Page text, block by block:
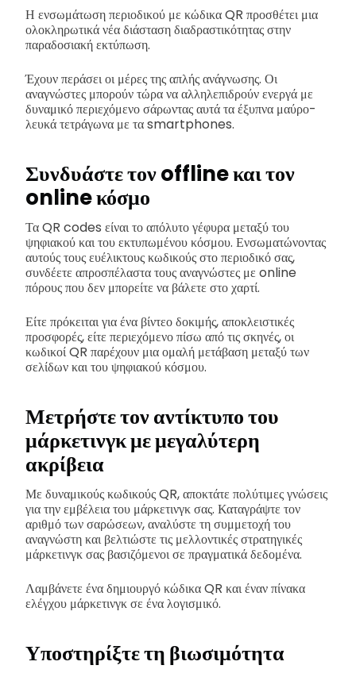
Η ενσωμάτωση περιοδικού με κώδικα QR προσθέτει μια
ολοκληρωτικά νέα διάσταση διαδραστικότητας στην
παραδοσιακή εκτύπωση.
Έχουν περάσει οι μέρες της απλής ανάγνωσης. Οι
αναγνώστες μπορούν τώρα να αλληλεπιδρούν ενεργά με
δυναμικό περιεχόμενο σάρωντας αυτά τα έξυπνα μαύρο-
λευκά τετράγωνα με τα smartphones.
Συνδυάστε τον offline και τον
online κόσμο
Τα QR codes είναι το απόλυτο γέφυρα μεταξύ του
ψηφιακού και του εκτυπωμένου κόσμου. Ενσωματώνοντας
αυτούς τους ευέλικτους κωδικούς στο περιοδικό σας,
συνδέετε απροσπέλαστα τους αναγνώστες με online
πόρους που δεν μπορείτε να βάλετε στο χαρτί.
Είτε πρόκειται για ένα βίντεο δοκιμής, αποκλειστικές
προσφορές, είτε περιεχόμενο πίσω από τις σκηνές, οι
κωδικοί QR παρέχουν μια ομαλή μετάβαση μεταξύ των
σελίδων και του ψηφιακού κόσμου.
Μετρήστε τον αντίκτυπο του
μάρκετινγκ με μεγαλύτερη
ακρίβεια
Με δυναμικούς κωδικούς QR, αποκτάτε πολύτιμες γνώσεις
για την εμβέλεια του μάρκετινγκ σας. Καταγράψτε τον
αριθμό των σαρώσεων, αναλύστε τη συμμετοχή του
αναγνώστη και βελτιώστε τις μελλοντικές στρατηγικές
μάρκετινγκ σας βασιζόμενοι σε πραγματικά δεδομένα.
Λαμβάνετε ένα δημιουργό κώδικα QR και έναν πίνακα
ελέγχου μάρκετινγκ σε ένα λογισμικό.
Υποστηρίξτε τη βιωσιμότητα